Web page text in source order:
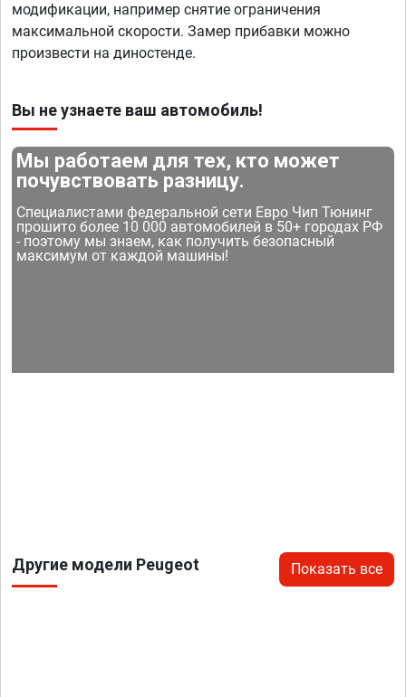
модификации, например снятие ограничения
максимальной скорости. Замер прибавки можно
произвести на диностенде.
Вы не узнаете ваш автомобиль!
Мы работаем для тех, кто может
почувствовать разницу.
Специалистами федеральной сети Евро Чип Тюнинг
прошито более 10 000 автомобилей в 50+ городах РФ
- поэтому мы знаем, как получить безопасный
максимум от каждой машины!
Другие модели Peugeot Показать все